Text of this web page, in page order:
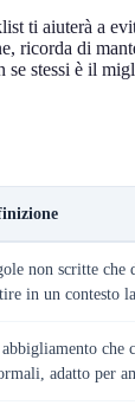
ti aiuterà a
ricorda di
stessi è il
non scritte che
in un contesto
che
adatto per